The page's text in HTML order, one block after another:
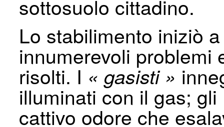
sottosuolo cittadino.
Lo stabilimento iniziò
innumerevoli problemi
risolti. I « gasisti »
illuminati con il gas; gli
cattivo odore che